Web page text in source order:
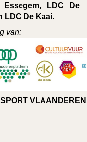
Essegem, LDC De
LDC De Kaai.
van:
VLAANDEREN